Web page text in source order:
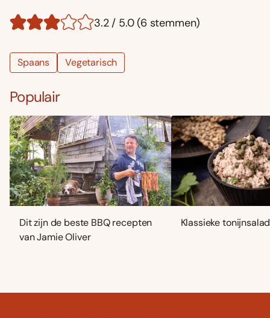
3.2 / 5.0 (6 stemmen)
Spaans Vegetarisch
Populair
Dit zijn de beste BBQ recepten
van Jamie Oliver
Klassieke